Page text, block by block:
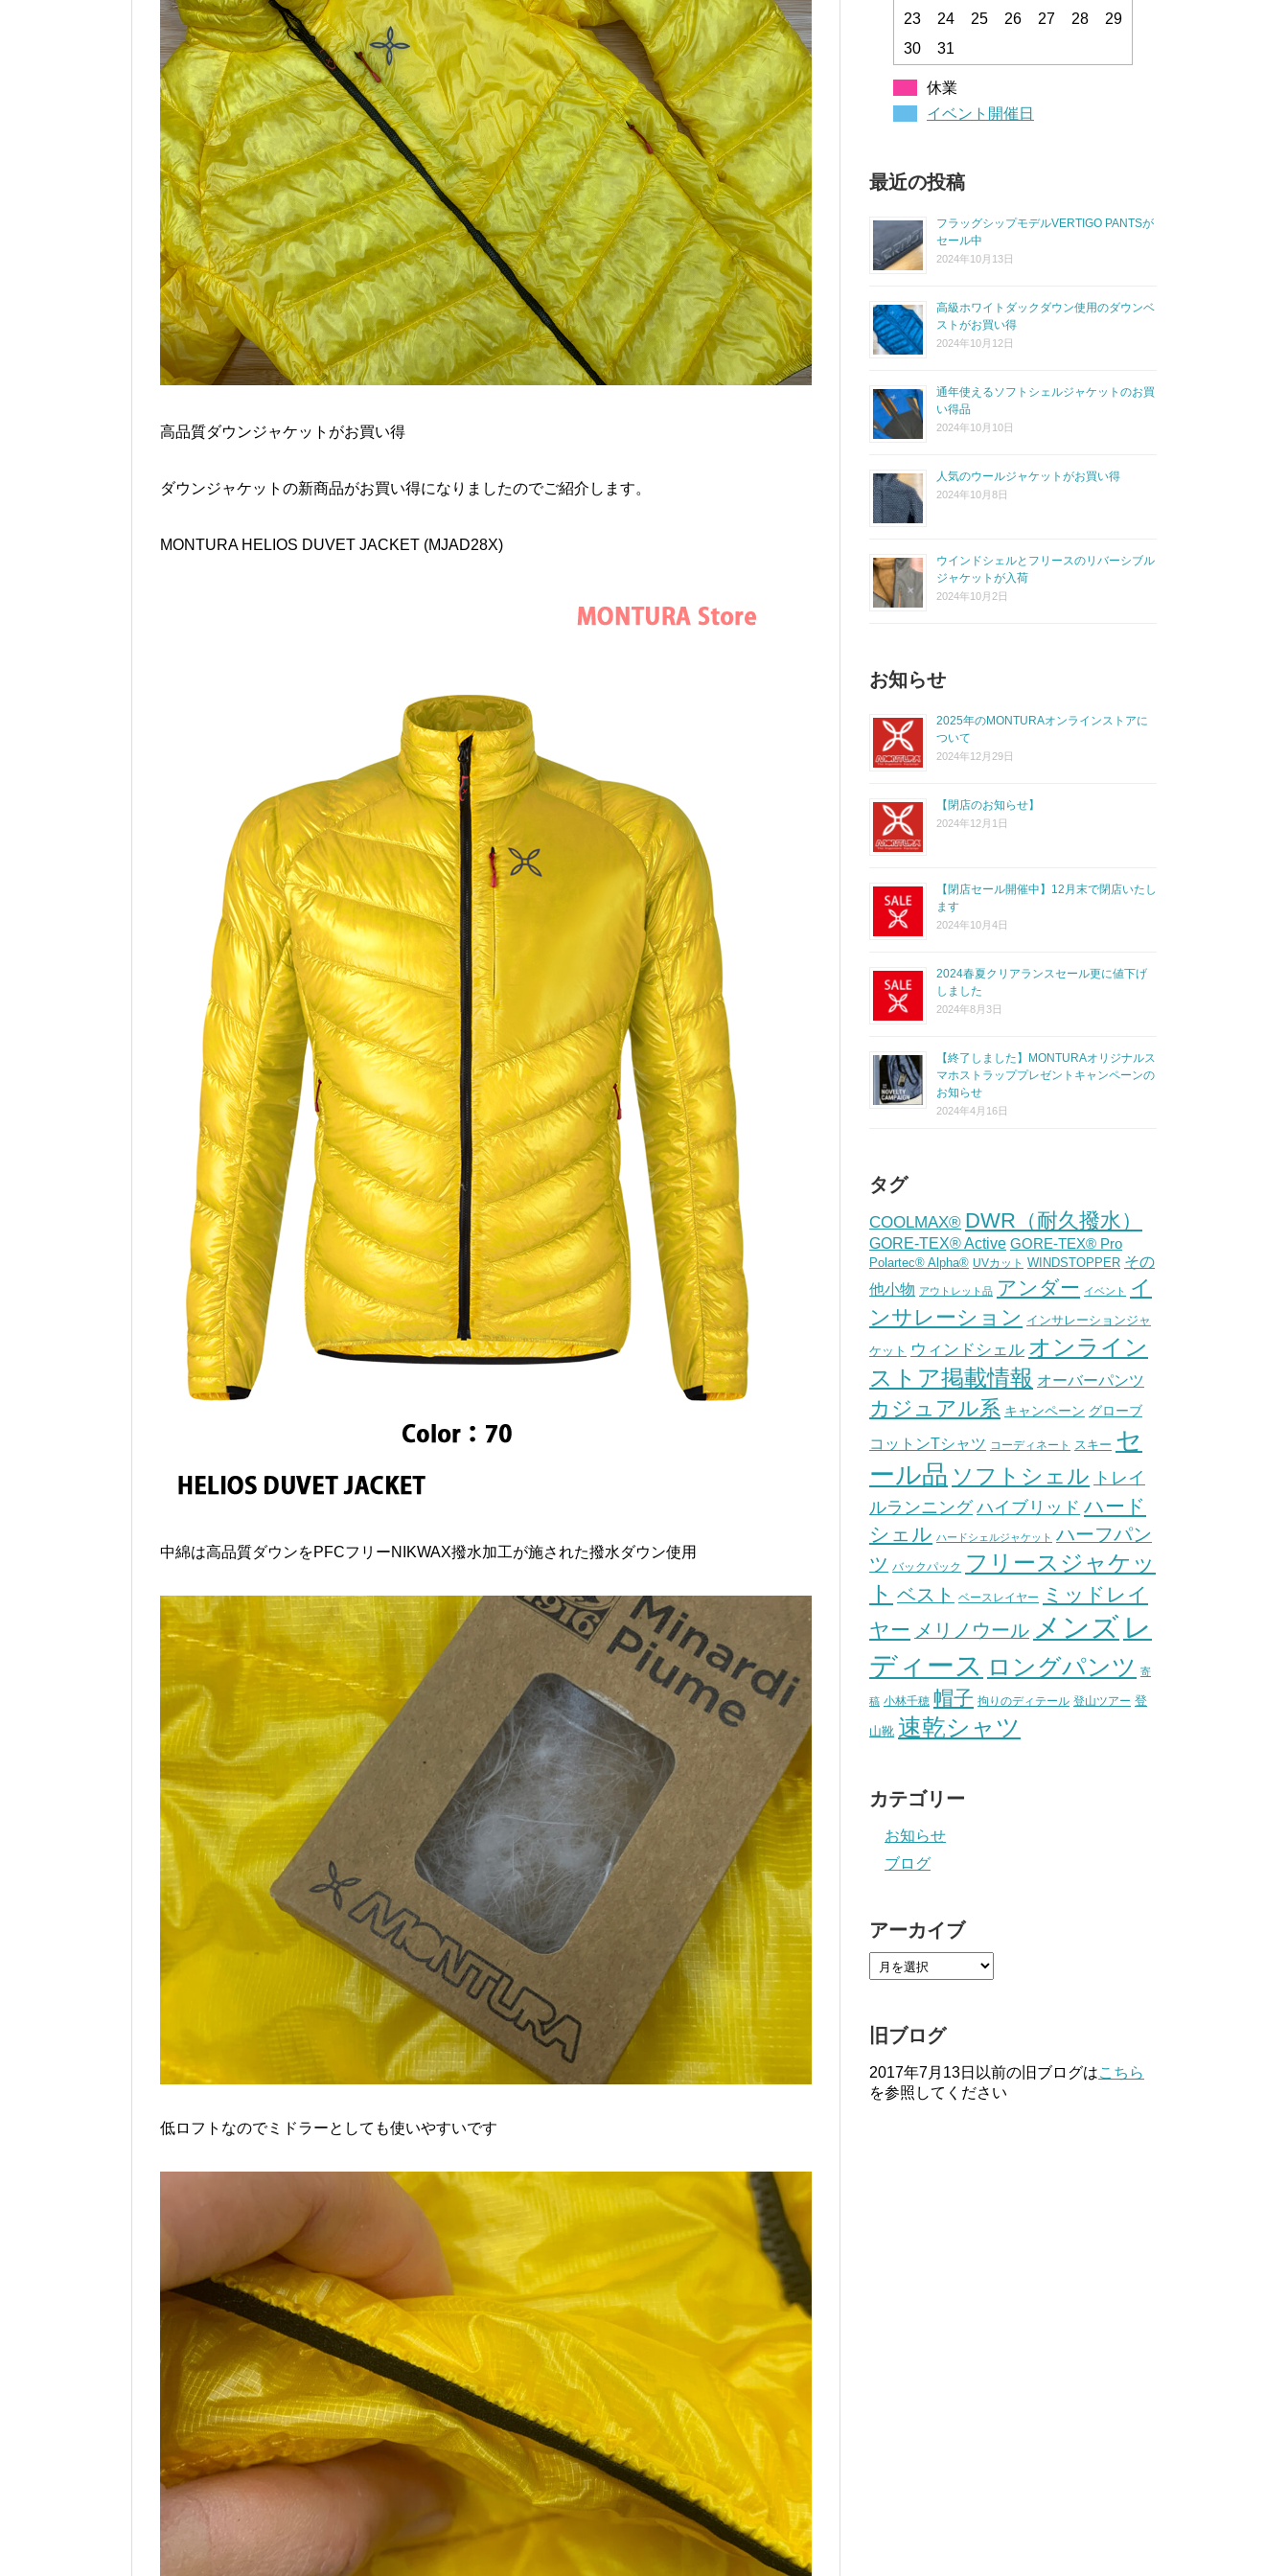
高品質ダウンジャケットがお買い得
ダウンジャケットの新商品がお買い得になりましたのでご紹介します。
MONTURA HELIOS DUVET JACKET (MJAD28X)
中綿は高品質ダウンをPFCフリーNIKWAX撥水加工が施された撥水ダウン使用
低ロフトなのでミドラーとしても使いやすいです
23 24 25 26 27 28
29
30
31
休業
イベント開催日
最近の投稿
フラッグシップモデルVERTIGO PANTSが
セール中
2024年10月13日
高級ホワイトダックダウン使用のダウンベ
ストがお買い得
2024年10月12日
通年使えるソフトシェルジャケットのお買
い得品
2024年10月10日
人気のウールジャケットがお買い得
2024年10月8日
ウインドシェルとフリースのリバーシブル
ジャケットが入荷
2024年10月2日
お知らせ
2025年のMONTURAオンラインストアに
ついて
2024年12月29日
【閉店のお知らせ】
2024年12月1日
【閉店セール開催中】12月末で閉店いたし
ます
2024年10月4日
2024春夏クリアランスセール更に値下げ
しました
2024年8月3日
【終了しました】MONTURAオリジナルス
マホストラッププレゼントキャンペーンの
お知らせ
2024年4月16日
タグ
COOLMAX® DWR（耐久撥水）
GORE-TEX® Active GORE-TEX® Pro
Polartec® Alpha® UVカット WINDSTOPPER その
他小物 アウトレット品 アンダー イベント
イ
ンサレーション インサレーションジャ
ケット ウィンドシェル オンライン
ストア掲載情報 オーバーパンツ
カジュアル系 キャンペーン グローブ
コットンTシャツ コーディネート スキー セ
ール品 ソフトシェル トレイ
ルランニング ハイブリッド ハード
シェル ハードシェルジャケット ハーフパン
ツ バックパック
フリースジャケッ
ト ベスト ベースレイヤー
ミッドレイ
ヤー メリノウール メンズ レ
ディース ロングパンツ 寄
稿 小林千穂 帽子 拘りのディテール 登山ツアー 登
山靴 速乾シャツ
カテゴリー
お知らせ
ブログ
アーカイブ
旧ブログ
2017年7月13日以前の旧ブログはこちら
を参照してください